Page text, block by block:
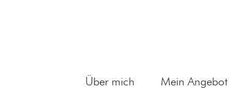
Über mich Mein Angebot